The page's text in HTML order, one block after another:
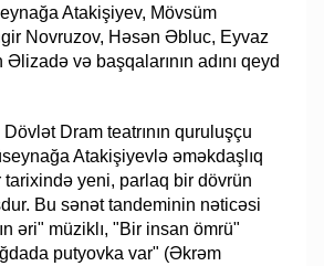
Atakişiyev, Mövsüm
Novruzov, Həsən Əbluc, Eyvaz
və başqalarının adını qeyd
Dram teatrının quruluşçu
Atakişiyevlə əməkdaşlıq
tarixində yeni, parlaq bir dövrün
Bu sənət tandeminin nəticəsi
əri" müziklı, "Bir insan ömrü"
putyovka var" (Əkrəm